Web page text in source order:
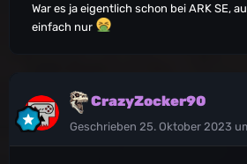
War es ja eigentlich schon bei ARK SE,
einfach nur
CrazyZocker90
Geschrieben 25. Oktober 2023